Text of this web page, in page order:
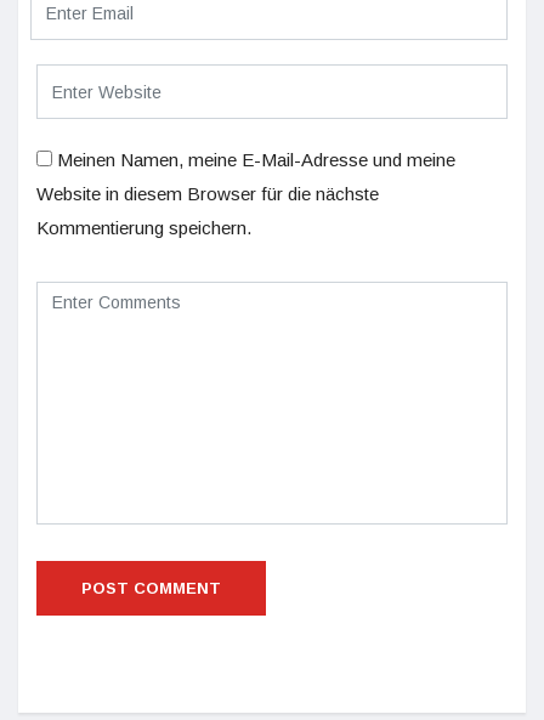
Meinen Namen, meine E-Mail-Adresse und meine
Website in diesem Browser für die nächste
Kommentierung speichern.